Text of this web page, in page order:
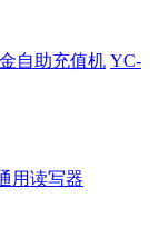
自助充值机 YC-
用读写器